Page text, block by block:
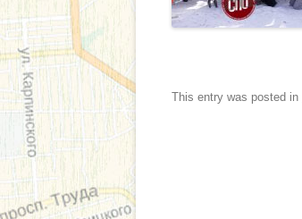
This entry was posted in